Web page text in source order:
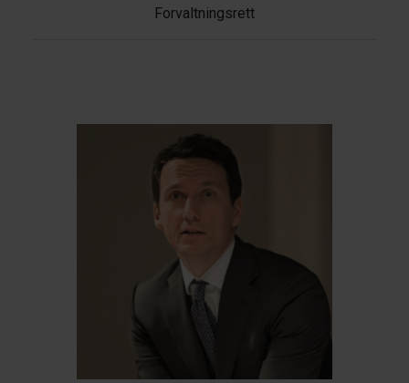
Forvaltningsrett